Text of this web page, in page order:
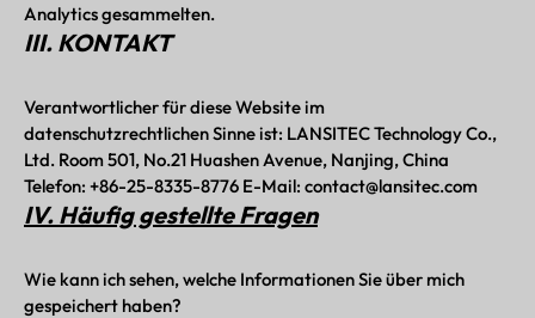
Analytics gesammelten.
III. KONTAKT
Verantwortlicher für diese Website im
datenschutzrechtlichen Sinne ist: LANSITEC Technology Co.,
Ltd. Room 501, No.21 Huashen Avenue, Nanjing, China
Telefon: +86-25-8335-8776 E-Mail: contact@lansitec.com
IV. Häufig gestellte Fragen
Wie kann ich sehen, welche Informationen Sie über mich
gespeichert haben?